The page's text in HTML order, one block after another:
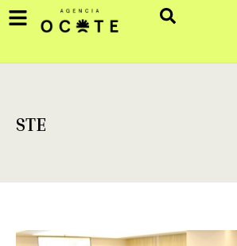
STE